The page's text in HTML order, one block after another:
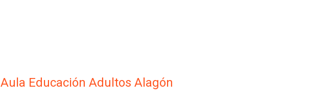
Aula Educación Adultos Alagón